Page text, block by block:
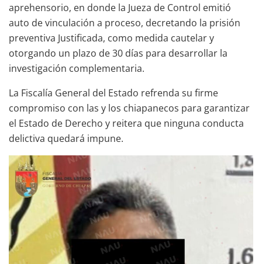
aprehensorio, en donde la Jueza de Control emitió
auto de vinculación a proceso, decretando la prisión
preventiva Justificada, como medida cautelar y
otorgando un plazo de 30 días para desarrollar la
investigación complementaria.
La Fiscalía General del Estado refrenda su firme
compromiso con las y los chiapanecos para garantizar
el Estado de Derecho y reitera que ninguna conducta
delictiva quedará impune.